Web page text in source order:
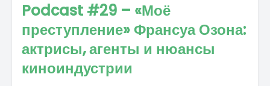
Podcast #29 – «Моё
преступление» Франсуа Озона:
актрисы, агенты и нюансы
киноиндустрии